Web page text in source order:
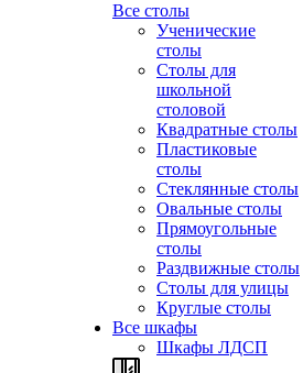
Все столы
Ученические
столы
Столы для
школьной
столовой
Квадратные столы
Пластиковые
столы
Стеклянные столы
Овальные столы
Прямоугольные
столы
Раздвижные столы
Столы для улицы
Круглые столы
Все шкафы
Шкафы ЛДСП